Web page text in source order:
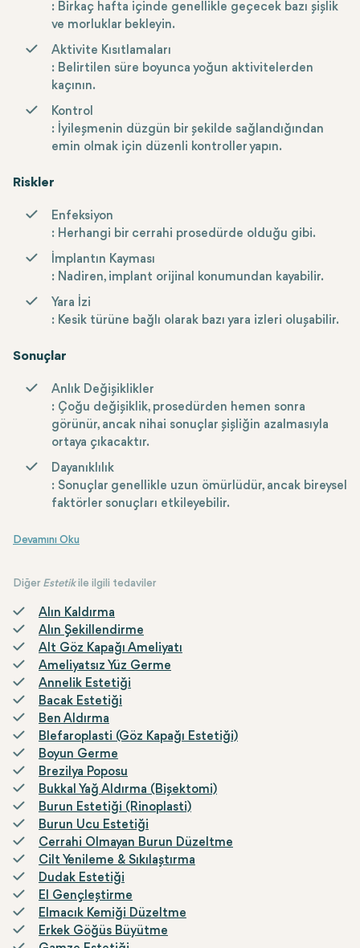
: Birkaç hafta içinde genellikle geçecek bazı şişlik
ve morluklar bekleyin.
Aktivite Kısıtlamaları
: Belirtilen süre boyunca yoğun aktivitelerden
kaçının.
Kontrol
: İyileşmenin düzgün bir şekilde sağlandığından
emin olmak için düzenli kontroller yapın.
Riskler
Enfeksiyon
: Herhangi bir cerrahi prosedürde olduğu gibi.
İmplantın Kayması
: Nadiren, implant orijinal konumundan kayabilir.
Yara İzi
: Kesik türüne bağlı olarak bazı yara izleri oluşabilir.
Sonuçlar
Anlık Değişiklikler
: Çoğu değişiklik, prosedürden hemen sonra
görünür, ancak nihai sonuçlar şişliğin azalmasıyla
ortaya çıkacaktır.
Dayanıklılık
: Sonuçlar genellikle uzun ömürlüdür, ancak bireysel
faktörler sonuçları etkileyebilir.
Diğer Estetikile ilgili tedaviler
Alın Kaldırma
Alın Şekillendirme
Alt Göz Kapağı Ameliyatı
Ameliyatsız Yüz Germe
Annelik Estetiği
Bacak Estetiği
Ben Aldırma
Blefaroplasti (Göz Kapağı Estetiği)
Boyun Germe
Brezilya Poposu
Bukkal Yağ Aldırma (Bişektomi)
Burun Estetiği (Rinoplasti)
Burun Ucu Estetiği
Cerrahi Olmayan Burun Düzeltme
Cilt Yenileme & Sıkılaştırma
Dudak Estetiği
El Gençleştirme
Elmacık Kemiği Düzeltme
Erkek Göğüs Büyütme